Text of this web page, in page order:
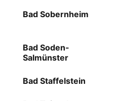
Bad Sobernheim
Bad Soden-
Salmünster
Bad Staffelstein